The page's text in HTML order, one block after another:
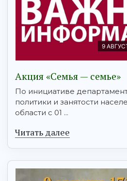
9
Акция «Семья — семье»
По инициативе
политики и занятости
области с 01 ...
Читать далее